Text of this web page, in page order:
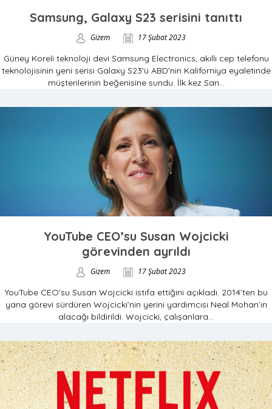
Samsung, Galaxy S23 serisini tanıttı
Gizem 17 Şubat 2023
Güney Koreli teknoloji devi Samsung Electronics, akıllı cep telefonu
teknolojisinin yeni serisi Galaxy S23'ü ABD'nin Kaliforniya eyaletinde
müşterilerinin beğenisine sundu. İlk kez San...
YouTube CEO’su Susan Wojcicki
görevinden ayrıldı
Gizem 17 Şubat 2023
YouTube CEO’su Susan Wojcicki istifa ettiğini açıkladı. 2014’ten bu
yana görevi sürdüren Wojcicki’nin yerini yardımcısı Neal Mohan’ın
alacağı bildirildi. Wojcicki, çalışanlara...